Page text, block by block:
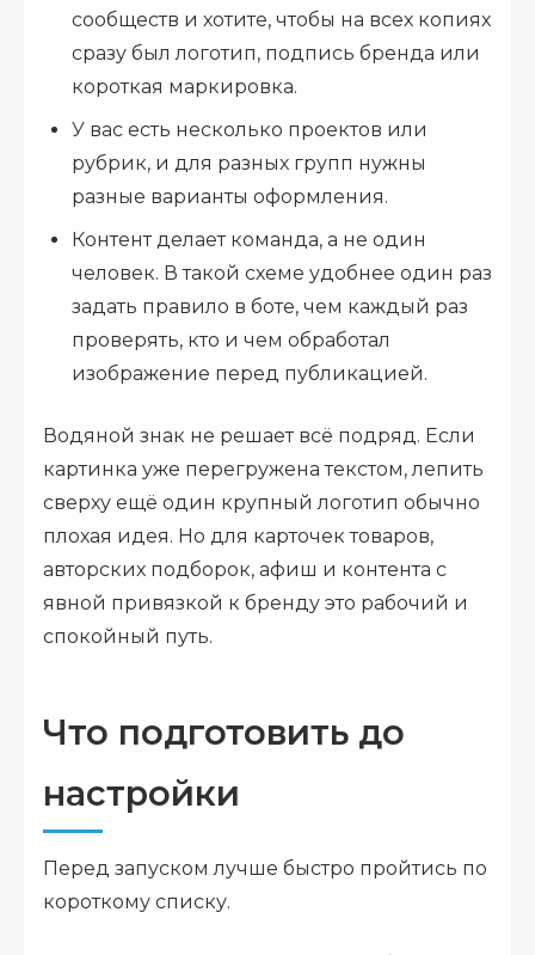
сообществ и хотите, чтобы на всех копиях
сразу был логотип, подпись бренда или
короткая маркировка.
У вас есть несколько проектов или
рубрик, и для разных групп нужны
разные варианты оформления.
Контент делает команда, а не один
человек. В такой схеме удобнее один раз
задать правило в боте, чем каждый раз
проверять, кто и чем обработал
изображение перед публикацией.
Водяной знак не решает всё подряд. Если
картинка уже перегружена текстом, лепить
сверху ещё один крупный логотип обычно
плохая идея. Но для карточек товаров,
авторских подборок, афиш и контента с
явной привязкой к бренду это рабочий и
спокойный путь.
Что подготовить до
настройки
Перед запуском лучше быстро пройтись по
короткому списку.